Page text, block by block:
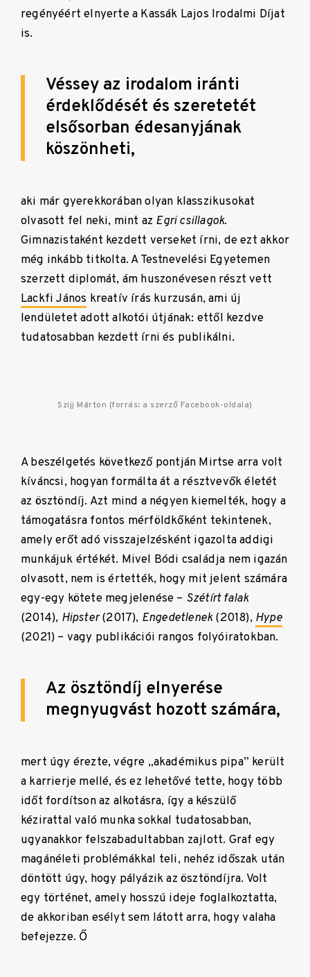
regényéért elnyerte a Kassák Lajos Irodalmi Díjat
is.
Véssey az irodalom iránti
érdeklődését és szeretetét
elsősorban édesanyjának
köszönheti,
aki már gyerekkorában olyan klasszikusokat
olvasott fel neki, mint az Egri csillagok.
Gimnazistaként kezdett verseket írni, de ezt akkor
még inkább titkolta. A Testnevelési Egyetemen
szerzett diplomát, ám huszonévesen részt vett
Lackfi János kreatív írás kurzusán, ami új
lendületet adott alkotói útjának: ettől kezdve
tudatosabban kezdett írni és publikálni.
Szijj Márton (forrás: a szerző Facebook-oldala)
A beszélgetés következő pontján Mirtse arra volt
kíváncsi, hogyan formálta át a résztvevők életét
az ösztöndíj. Azt mind a négyen kiemelték, hogy a
támogatásra fontos mérföldkőként tekintenek,
amely erőt adó visszajelzésként igazolta addigi
munkájuk értékét. Mivel Bódi családja nem igazán
olvasott, nem is értették, hogy mit jelent számára
egy-egy kötete megjelenése – Szétírt falak
(2014), Hipster(2017), Engedetlenek(2018), Hype
(2021) – vagy publikációi rangos folyóiratokban.
Az ösztöndíj elnyerése
megnyugvást hozott számára,
mert úgy érezte, végre „akadémikus pipa” került
a karrierje mellé, és ez lehetővé tette, hogy több
időt fordítson az alkotásra, így a készülő
kézirattal való munka sokkal tudatosabban,
ugyanakkor felszabadultabban zajlott. Graf egy
magánéleti problémákkal teli, nehéz időszak után
döntött úgy, hogy pályázik az ösztöndíjra. Volt
egy történet, amely hosszú ideje foglalkoztatta,
de akkoriban esélyt sem látott arra, hogy valaha
befejezze. Ő